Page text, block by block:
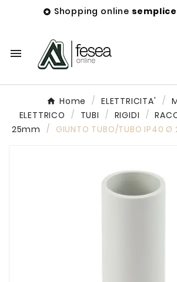
 Shopping online semplice

Home ELETTRICITA'
ELETTRICO
TUBI RIGIDI
25mm
GIUNTO TUBO/TUBO IP40